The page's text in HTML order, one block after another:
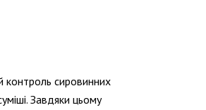
контроль сировинних
Завдяки цьому